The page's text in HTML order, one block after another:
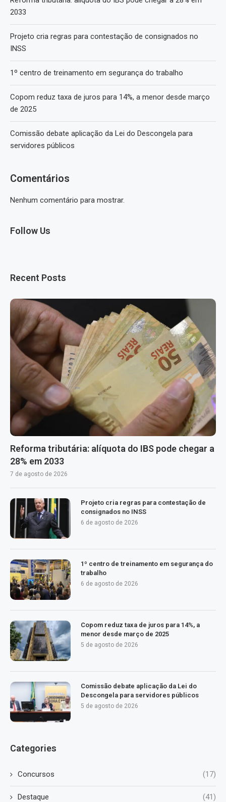
2033
Projeto cria regras para contestação de consignados no
INSS
1º centro de treinamento em segurança do trabalho
Copom reduz taxa de juros para 14%, a menor desde março
de 2025
Comissão debate aplicação da Lei do Descongela para
servidores públicos
Comentários
Nenhum comentário para mostrar.
Follow Us
Recent Posts
Reforma tributária: alíquota do IBS pode chegar a
28% em 2033
7 de agosto de 2026
Projeto cria regras para contestação de
consignados no INSS
6 de agosto de 2026
1º centro de treinamento em segurança do
trabalho
6 de agosto de 2026
Copom reduz taxa de juros para 14%, a
menor desde março de 2025
5 de agosto de 2026
Comissão debate aplicação da Lei do
Descongela para servidores públicos
5 de agosto de 2026
Categories
Concursos (17)
Destaque (41)